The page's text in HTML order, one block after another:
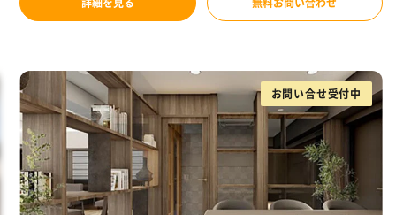
お問い合せ受付中